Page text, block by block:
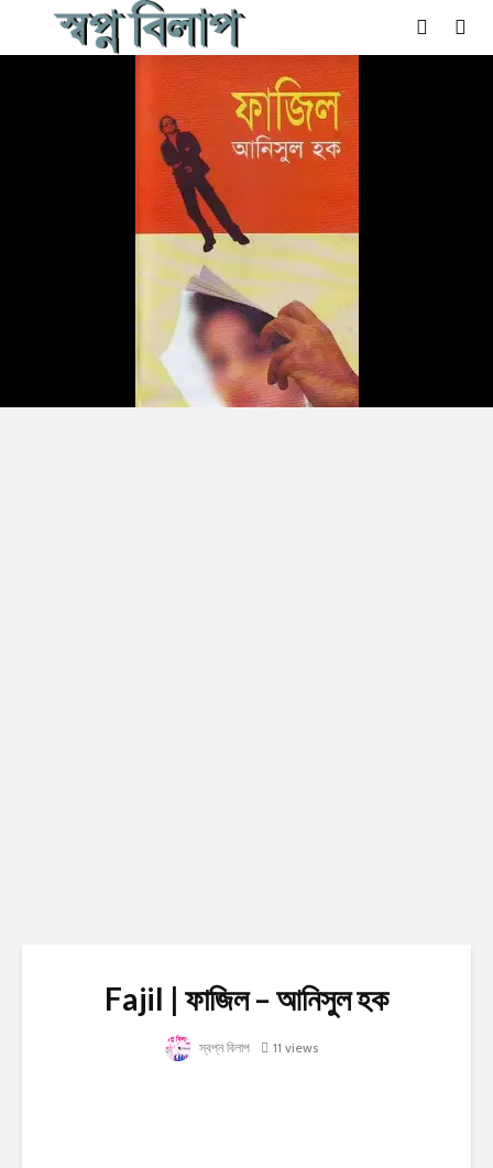
Fajil | ফাজিল – আনিসুল হক
স্বপ্ন বিলাপ 11 views